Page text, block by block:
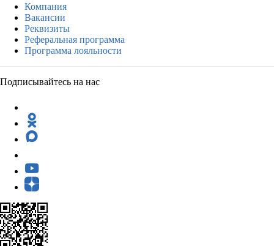
Компания
Вакансии
Реквизиты
Реферальная программа
Программа лояльности
Подписывайтесь на нас